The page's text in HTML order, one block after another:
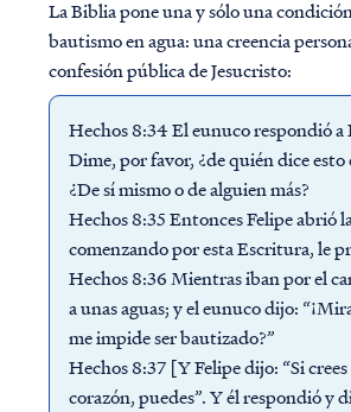
La Biblia pone una y sólo una
bautismo en agua: una creencia
confesión pública de Jesucristo:
Hechos 8:34 El eunuco respondió a
Dime, por favor, ¿de quién dice esto
¿De sí mismo o de alguien más?
Hechos 8:35 Entonces Felipe abrió
comenzando por esta Escritura, le
Hechos 8:36 Mientras iban por el
a unas aguas; y el eunuco dijo:
me impide ser bautizado?”
Hechos 8:37 [Y Felipe dijo: “Si
corazón, puedes”. Y él respondió y